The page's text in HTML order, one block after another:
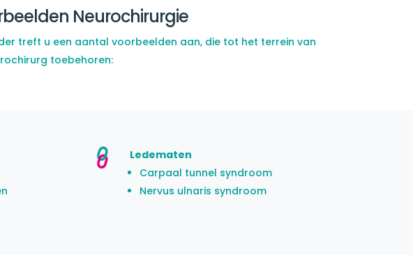
Neurochirurgie
treft u een aantal voorbeelden aan, die tot het terrein van
toebehoren:
Ledematen
Carpaal tunnel syndroom
Nervus ulnaris syndroom